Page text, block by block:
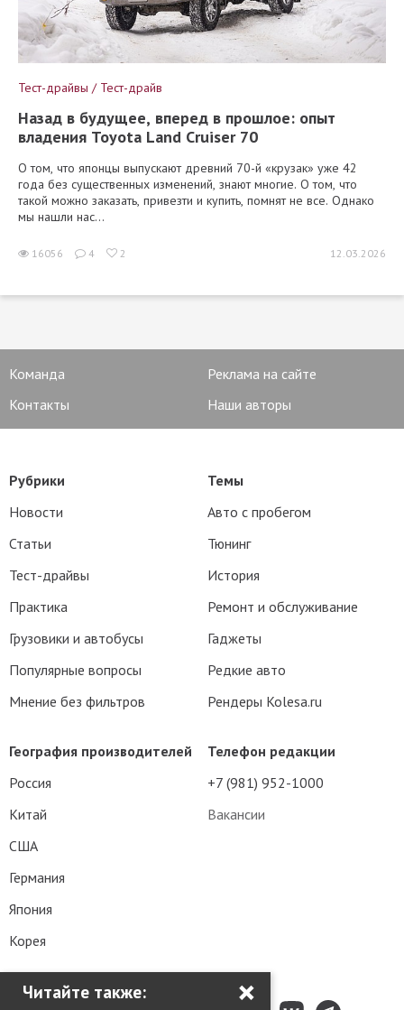
Читайте также: ×
Тест-драйвы / Тест-драйв
Назад в будущее, вперед в прошлое: опыт
владения Toyota Land Cruiser 70
О том, что японцы выпускают древний 70-й «крузак» уже 42
года без существенных изменений, знают многие. О том, что
такой можно заказать, привезти и купить, помнят не все. Однако
мы нашли нас...
16056 4 2 12.03.2026
Команда
Реклама на сайте
Контакты
Наши авторы
Телефон редакции
+7 (981) 952-1000
Вакансии
Рубрики
Новости
Статьи
Тест-драйвы
Практика
Грузовики и автобусы
Популярные вопросы
Мнение без фильтров
Темы
Авто с пробегом
Тюнинг
История
Ремонт и обслуживание
Гаджеты
Редкие авто
Рендеры Kolesa.ru
География производителей
Россия
Китай
США
Германия
Япония
Корея